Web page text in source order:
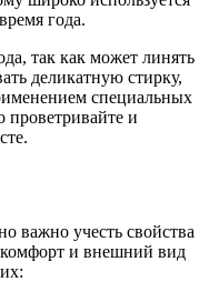
года.
так как может линять
деликатную стирку,
специальных
проветривайте и
важно учесть свойства
комфорт и внешний вид